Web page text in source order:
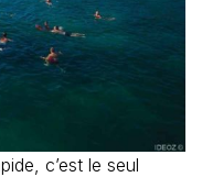
c’est le seul